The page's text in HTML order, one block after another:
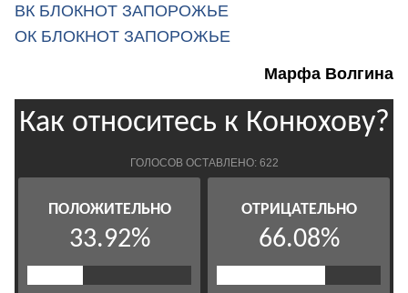
ВК БЛОКНОТ ЗАПОРОЖЬЕ
ОК БЛОКНОТ ЗАПОРОЖЬЕ
Марфа Волгина